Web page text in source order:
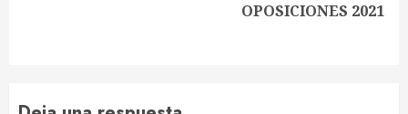
OPOSICIONES 2021